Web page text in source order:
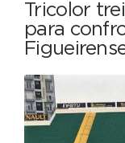
Tricolor
para